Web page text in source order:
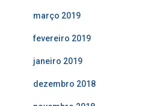
março 2019
fevereiro 2019
janeiro 2019
dezembro 2018